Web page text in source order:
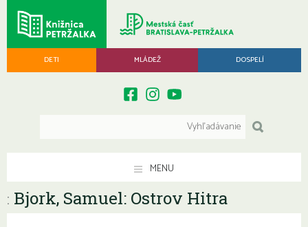
DETI MLÁDEŽ DOSPELÍ
MENU
: Bjork, Samuel: Ostrov Hitra